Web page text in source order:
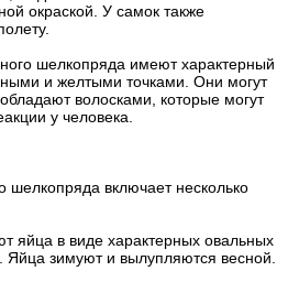
окраской. У самок также
шелкопряда имеют характерный
и желтыми точками. Они могут
волосками, которые могут
у человека.
включает несколько
яйца в виде характерных овальных
Яйца зимуют и вылупляются весной.